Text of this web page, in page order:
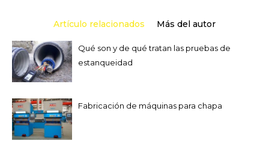
Artículo relacionados Más del autor
Qué son y de qué tratan las pruebas de
estanqueidad
Fabricación de máquinas para chapa